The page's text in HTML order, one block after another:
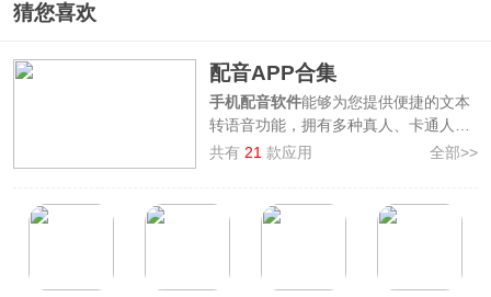
猜您喜欢
配音APP合集
手机配音软件能够为您提供便捷的文本
转语音功能，拥有多种真人、卡通人物
音色可供选择，帮助你解决广告配音、
为了方便广大用户挑选心仪的配音
配音、配音鸭等好用的手机配音软件，
共有 21 款应用 全部>>